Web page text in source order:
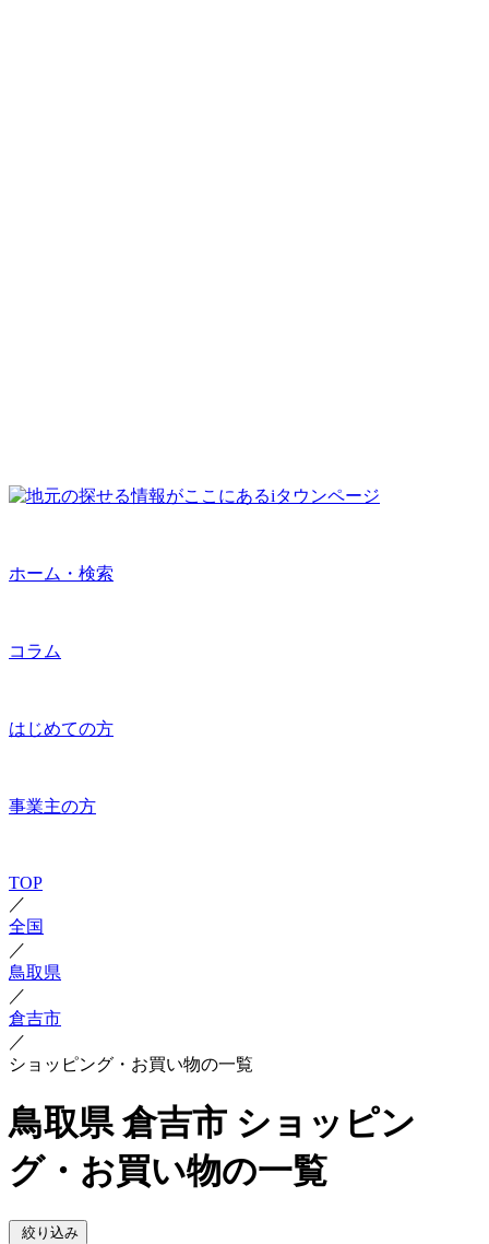
ホーム・検索
コラム
はじめての方
事業主の方
TOP
／
全国
／
鳥取県
／
倉吉市
／
ショッピング・お買い物の一覧
鳥取県 倉吉市 ショッピン
グ・お買い物の一覧
絞り込み